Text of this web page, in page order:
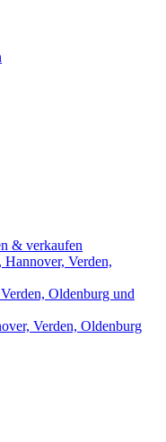
& verkaufen
Verden,
Oldenburg und
Verden, Oldenburg